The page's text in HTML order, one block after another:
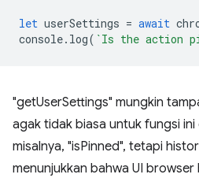
let userSettings = await
console. log( `Is the action
"getUserSettings" mungkin
agak tidak biasa untuk fungsi
misalnya, "isPinned", tetapi
menunjukkan bahwa UI